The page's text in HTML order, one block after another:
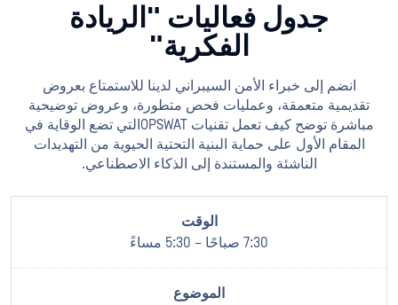
جدول فعاليات "الريادة
الفكرية"
انضم إلى خبراء الأمن السيبراني لدينا للاستمتاع بعروض
تقديمية متعمقة، وعمليات فحص متطورة، وعروض توضيحية
مباشرة توضح كيف تعمل تقنيات OPSWATالتي تضع الوقاية في
المقام الأول على حماية البنية التحتية الحيوية من التهديدات
الناشئة والمستندة إلى الذكاء الاصطناعي.
7:30 صباحًا – 5:30 مساءً